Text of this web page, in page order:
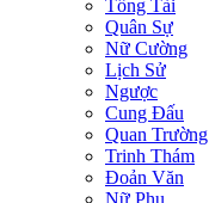
Tổng Tài
Quân Sự
Nữ Cường
Lịch Sử
Ngược
Cung Đấu
Quan Trường
Trinh Thám
Đoản Văn
Nữ Phụ